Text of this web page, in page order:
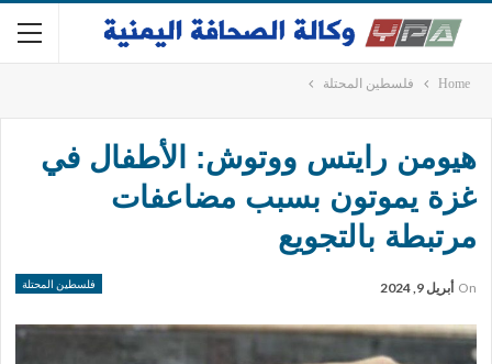
Home فلسطين المحتلة
هيومن رايتس ووتوش: الأطفال في
غزة يموتون بسبب مضاعفات
مرتبطة بالتجويع
فلسطين المحتلة On أبريل 9, 2024